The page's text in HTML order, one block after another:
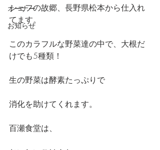
オーナー
お知らせ
シェフの故郷、長野県松本から仕入れ
てます。
このカラフルな野菜達の中で、大根だ
けでも5種類！
生の野菜は酵素たっぷりで
消化を助けてくれます。
百瀬食堂は、